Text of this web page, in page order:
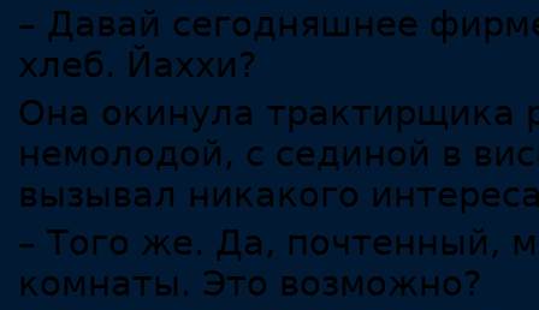
– Давай сегодняшнее
хлеб. Йаххи?
Она окинула
немолодой, с сединой в
вызывал никакого
– Того же. Да, почтенный,
комнаты. Это возможно?